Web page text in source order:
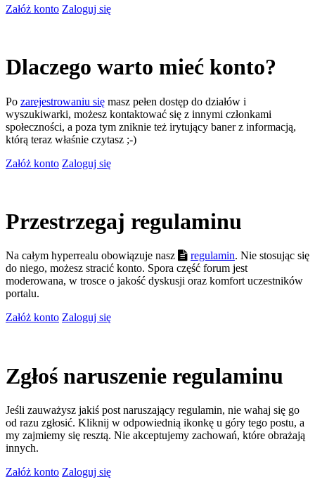
Załóż konto Zaloguj się
Dlaczego warto mieć konto?
Po zarejestrowaniu się masz pełen dostęp do działów i
wyszukiwarki, możesz kontaktować się z innymi członkami
społeczności, a poza tym zniknie też irytujący baner z informacją,
którą teraz właśnie czytasz ;-)
Załóż konto Zaloguj się
Przestrzegaj regulaminu
Na całym hyperrealu obowiązuje nasz regulamin. Nie stosując się
do niego, możesz stracić konto. Spora część forum jest
moderowana, w trosce o jakość dyskusji oraz komfort uczestników
portalu.
Załóż konto Zaloguj się
Zgłoś naruszenie regulaminu
Jeśli zauważysz jakiś post naruszający regulamin, nie wahaj się go
od razu zgłosić. Kliknij w odpowiednią ikonkę u góry tego postu, a
my zajmiemy się resztą. Nie akceptujemy zachowań, które obrażają
innych.
Załóż konto Zaloguj się